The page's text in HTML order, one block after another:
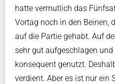
hatte vermutlich das
Vortag noch in den Beinen,
auf die Partie gehabt. Auf
sehr gut aufgeschlagen
konsequent genutzt.
verdient. Aber es ist nur ein